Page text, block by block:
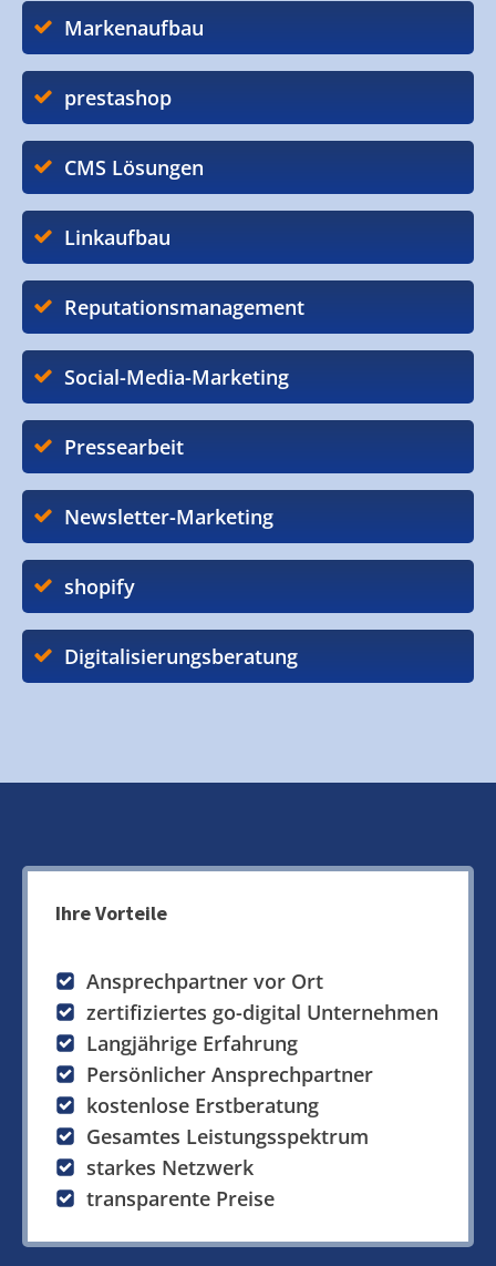
Markenaufbau
prestashop
CMS Lösungen
Linkaufbau
Reputationsmanagement
Social-Media-Marketing
Pressearbeit
Newsletter-Marketing
shopify
Digitalisierungsberatung
Ihre Vorteile
Ansprechpartner vor Ort
zertifiziertes go-digital Unternehmen
Langjährige Erfahrung
Persönlicher Ansprechpartner
kostenlose Erstberatung
Gesamtes Leistungsspektrum
starkes Netzwerk
transparente Preise